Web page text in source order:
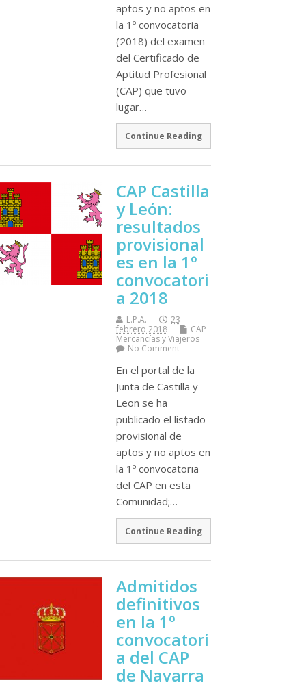
aptos y no aptos en
la 1º convocatoria
(2018) del examen
del Certificado de
Aptitud Profesional
(CAP) que tuvo
lugar…
Continue Reading
CAP Castilla
y León:
resultados
provisional
es en la 1º
convocatori
a 2018
L.P.A.
23
febrero 2018
CAP
Mercancí­as y Viajeros
No Comment
En el portal de la
Junta de Castilla y
Leon se ha
publicado el listado
provisional de
aptos y no aptos en
la 1º convocatoria
del CAP en esta
Comunidad;…
Continue Reading
Admitidos
definitivos
en la 1º
convocatori
a del CAP
de Navarra